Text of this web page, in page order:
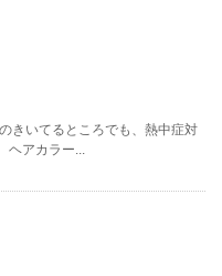
きいてるところでも、熱中症対
ヘアカラー...